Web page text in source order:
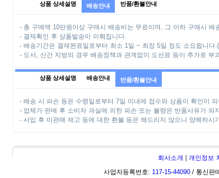
상품 상세설명 배송안내 반품/환불안내
- 총 구매액 10만원이상 구매시 배송비는 무료이며, 그 이하 구매시 배
- 결제확인 후 상품발송이 이뤄집니다.
- 배송기간은 결제완료일로부터 최소 1일 ~ 최장 5일 정도 소요됩니다
- 도서, 산간 지방의 경우 배송정책과 관계없이 도선료 등이 추가로 부
상품 상세설명 배송안내 반품/환불안내
- 배송 시 파손 등은 수령일로부터 7일 이내에 접수와 상품이 확인이
- 업체가 판매 후 소비자 과실에 의한 파손 또는 불량은 반품사유가 되
- 사입 후 미판매 재고 등에 대한 환불 등은 해드리지 않으니 양해하시
회사소개
개인정보
사업자등록번호: 117-15-44090/ 통신판